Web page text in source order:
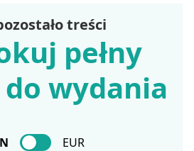
treści
pełny
wydania
EUR